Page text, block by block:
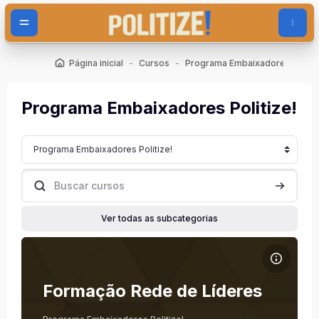
Ir para o conteúdo principal
Página inicial Cursos Programa Embaixadores
Programa Embaixadores Politize!
Categorias de Cursos
Buscar cursos Buscar
Ver todas as subcategorias
Imagem do curso Formação Rede de Líderes
Imagem do curso
Nome do curso
Formação Rede de Líderes